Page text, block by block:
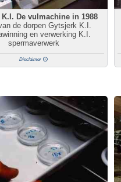
De vulmachine in 1988
de dorpen Gytsjerk K.I.
en verwerking K.I.
spermaverwerk
Disclaimer